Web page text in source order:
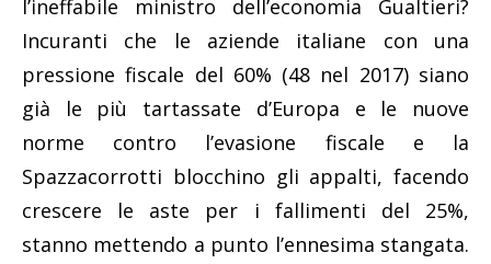
l’ineffabile ministro dell’economia Gualtieri?
Incuranti che le aziende italiane con una
pressione fiscale del 60% (48 nel 2017) siano
già le più tartassate d’Europa e le nuove
norme contro l’evasione fiscale e la
Spazzacorrotti blocchino gli appalti, facendo
crescere le aste per i fallimenti del 25%,
stanno mettendo a punto l’ennesima stangata.